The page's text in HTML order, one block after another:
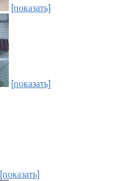
[показать]
[показать]
[показать]